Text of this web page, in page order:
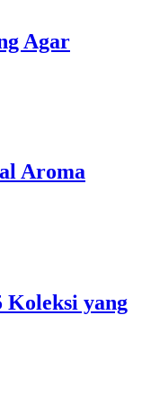
Agar
Aroma
Koleksi yang